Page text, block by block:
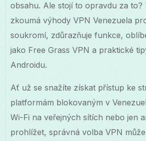
obsahu. Ale stojí to opravdu za to?
zkoumá výhody VPN Venezuela
soukromí, zdůrazňuje funkce,
jako Free Grass VPN a praktické
Androidu.
Ať už se snažíte získat přístup ke
platformám blokovaným v
Wi-Fi na veřejných sítích nebo jen
prohlížet, správná volba VPN